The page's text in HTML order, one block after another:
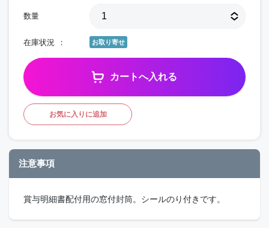
数量
在庫状況 お取り寄せ
カートへ入れる
お気に入りに追加
注意事項
賞与明細書配付用の窓付封筒。シールのり付きです。